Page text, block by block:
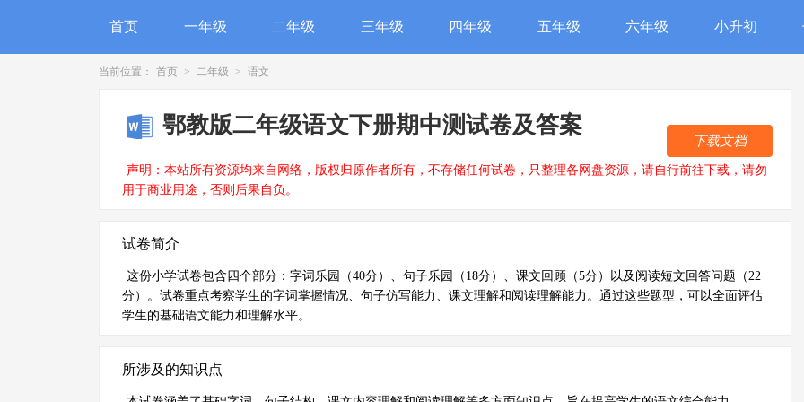
首页 一年级 二年级 三年级 四年级 五年级 六年级 小升初
当前位置： 首页 > 二年级 > 语文
鄂教版二年级语文下册期中测试卷及答案
声明：本站所有资源均来自网络，版权归原作者所有，不存储任何试卷，只整理各网盘资源，请自行前往下载，请勿
用于商业用途，否则后果自负。
下载文档
试卷简介
这份小学试卷包含四个部分：字词乐园（40分）、句子乐园（18分）、课文回顾（5分）以及阅读短文回答问题（22
分）。试卷重点考察学生的字词掌握情况、句子仿写能力、课文理解和阅读理解能力。通过这些题型，可以全面评估
学生的基础语文能力和理解水平。
所涉及的知识点